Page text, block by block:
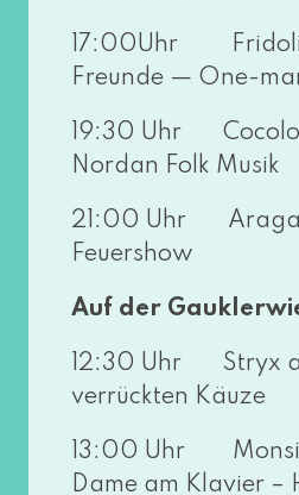
17:00Uhr
Freunde — One-
19:30 Uhr
Nordan Folk Musik
21:00 Uhr Araga
Feuershow
Auf der
12:30 Uhr Stryx a
ver­rück­ten Käuze
13:00 Uhr
Dame am Klavier –